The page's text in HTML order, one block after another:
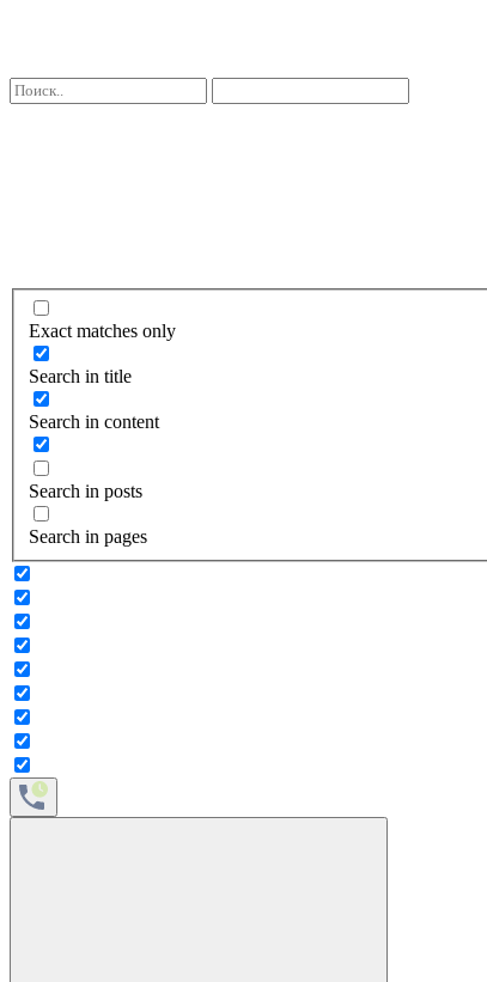
Exact matches only
Search in title
Search in content
Search in posts
Search in pages